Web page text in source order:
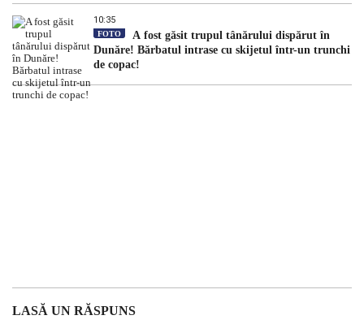
10:35
FOTO
A fost găsit trupul tânărului dispărut în
Dunăre! Bărbatul intrase cu skijetul într-un trunchi
de copac!
LASĂ UN RĂSPUNS